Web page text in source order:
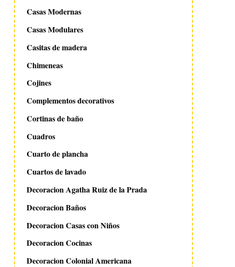
Casas Modernas
Casas Modulares
Casitas de madera
Chimeneas
Cojines
Complementos decorativos
Cortinas de baño
Cuadros
Cuarto de plancha
Cuartos de lavado
Decoracion Agatha Ruiz de la Prada
Decoracion Baños
Decoracion Casas con Niños
Decoracion Cocinas
Decoracion Colonial Americana